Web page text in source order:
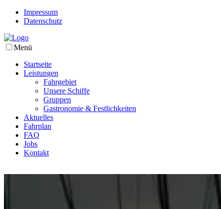
Impressum
Datenschutz
Menü
Startseite
Leistungen
Fahrgebiet
Unsere Schiffe
Gruppen
Gastronomie & Festlichkeiten
Aktuelles
Fahrplan
FAQ
Jobs
Kontakt